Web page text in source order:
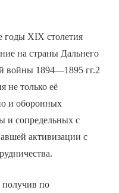
годы XIX столетия
на страны Дальнего
войны 1894—1895 гг.2
не только её
и оборонных
и сопредельных с
активизации с
по